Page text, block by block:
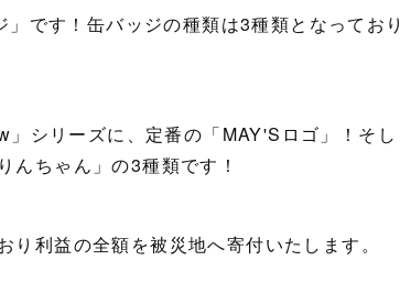
です！缶バッジの種類は3種類となっており
シリーズに、定番の「MAY'Sロゴ」！そし
んちゃん」の3種類です！
利益の全額を被災地へ寄付いたします。